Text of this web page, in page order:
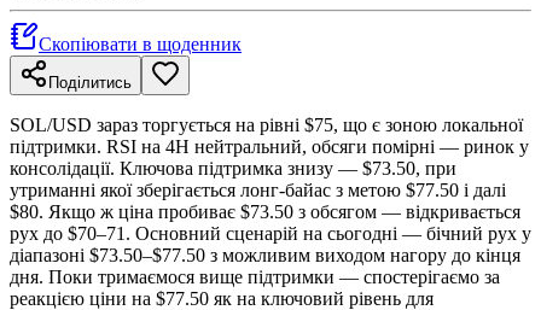
Скопіювати в щоденник
Поділитись
SOL/USD зараз торгується на рівні $75, що є зоною локальної
підтримки. RSI на 4H нейтральний, обсяги помірні — ринок у
консолідації. Ключова підтримка знизу — $73.50, при
утриманні якої зберігається лонг-байас з метою $77.50 і далі
$80. Якщо ж ціна пробиває $73.50 з обсягом — відкривається
рух до $70–71. Основний сценарій на сьогодні — бічний рух у
діапазоні $73.50–$77.50 з можливим виходом нагору до кінця
дня. Поки тримаємося вище підтримки — спостерігаємо за
реакцією ціни на $77.50 як на ключовий рівень для